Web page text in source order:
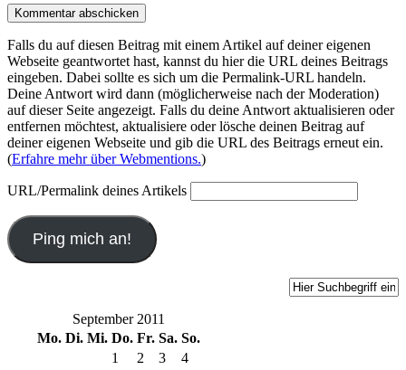
Falls du auf diesen Beitrag mit einem Artikel auf deiner eigenen
Webseite geantwortet hast, kannst du hier die URL deines Beitrags
eingeben. Dabei sollte es sich um die Permalink-URL handeln.
Deine Antwort wird dann (möglicherweise nach der Moderation)
auf dieser Seite angezeigt. Falls du deine Antwort aktualisieren oder
entfernen möchtest, aktualisiere oder lösche deinen Beitrag auf
deiner eigenen Webseite und gib die URL des Beitrags erneut ein.
(Erfahre mehr über Webmentions.)
URL/Permalink deines Artikels
September 2011
Mo. Di. Mi. Do. Fr. Sa. So.
1
2 3
4